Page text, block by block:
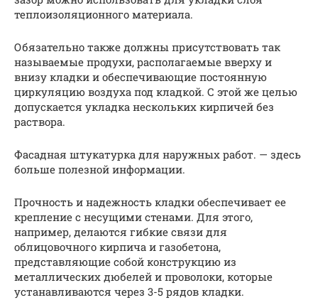
теплоизоляционного материала.
Обязательно также должны присутствовать так
называемые продухи, располагаемые вверху и
внизу кладки и обеспечивающие постоянную
циркуляцию воздуха под кладкой. С этой же целью
допускается укладка нескольких кирпичей без
раствора.
Фасадная штукатурка для наружных работ. — здесь
больше полезной информации.
Прочность и надежность кладки обеспечивает ее
крепление с несущими стенами. Для этого,
например, делаются гибкие связи для
облицовочного кирпича и газобетона,
представляющие собой конструкцию из
металлических дюбелей и проволоки, которые
устанавливаются через 3-5 рядов кладки.